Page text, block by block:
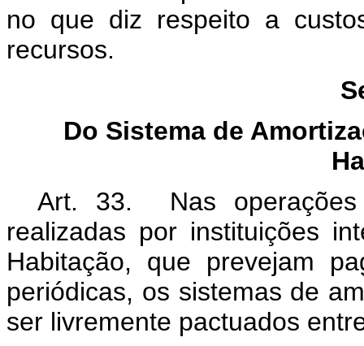
no que diz respeito a
recursos.
Do Sistema de
Art. 33. Nas operações
realizadas por instituições
Habitação, que prevejam
periódicas, os sistemas de
ser livremente pactuados